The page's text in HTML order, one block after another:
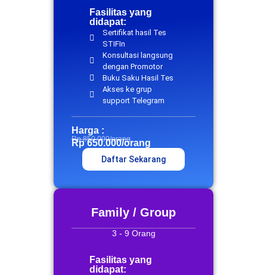
Fasilitas yang
didapat:
Sertifikat hasil Tes
STIFIn
Konsultasi langsung
dengan Promotor
Buku Saku Hasil Tes
Akses ke grup
support Telegram
Harga :
Rp 850.000/orang
Rp 650.000/orang
Daftar Sekarang
Family / Group
3 - 9 Orang
Fasilitas yang
didapat: